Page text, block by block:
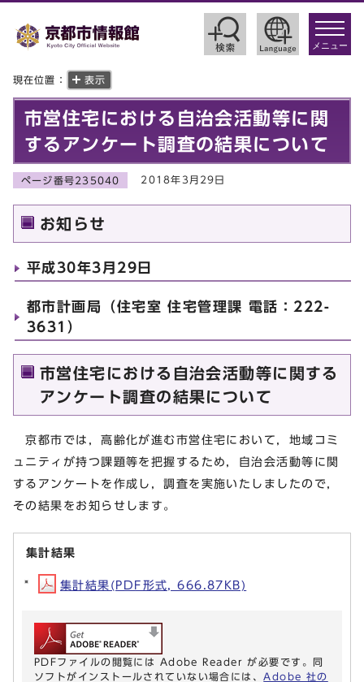
toggle
メニュー
現在位置： 表示
市営住宅における自治会活動等に関
するアンケート調査の結果について
ページ番号235040 2018年3月29日
お知らせ
平成30年3月29日
都市計画局（住宅室 住宅管理課 電話：222-
3631）
市営住宅における自治会活動等に関する
アンケート調査の結果について
京都市では，高齢化が進む市営住宅において，地域コミ
ュニティが持つ課題等を把握するため，自治会活動等に関
するアンケートを作成し，調査を実施いたしましたので，
その結果をお知らせします。
集計結果
集計結果(PDF形式, 666.87KB)
PDFファイルの閲覧には Adobe Reader が必要です。同
ソフトがインストールされていない場合には、 Adobe 社の